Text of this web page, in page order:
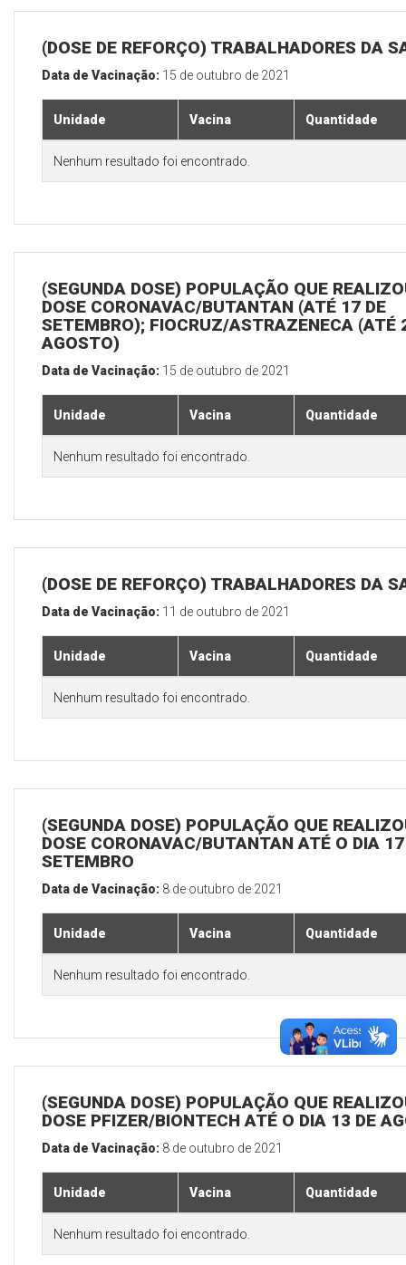
(DOSE DE REFORÇO) TRABALHADORES DA
Data de Vacinação: 15 de outubro de 2021
Unidade Vacina Quantidade
Nenhum resultado foi encontrado.
(SEGUNDA DOSE) POPULAÇÃO QUE
DOSE CORONAVAC/BUTANTAN (ATÉ 17 DE
SETEMBRO); FIOCRUZ/ASTRAZENECA (ATÉ
AGOSTO)
Data de Vacinação: 15 de outubro de 2021
Unidade Vacina Quantidade
Nenhum resultado foi encontrado.
(DOSE DE REFORÇO) TRABALHADORES DA
Data de Vacinação: 11 de outubro de 2021
Unidade Vacina Quantidade
Nenhum resultado foi encontrado.
(SEGUNDA DOSE) POPULAÇÃO QUE
DOSE CORONAVAC/BUTANTAN ATÉ O DIA
SETEMBRO
Data de Vacinação: 8 de outubro de 2021
Unidade Vacina Quantidade
Nenhum resultado foi encontrado.
(SEGUNDA DOSE) POPULAÇÃO QUE
DOSE PFIZER/BIONTECH ATÉ O DIA 13 DE
Data de Vacinação: 8 de outubro de 2021
Unidade Vacina Quantidade
Nenhum resultado foi encontrado.